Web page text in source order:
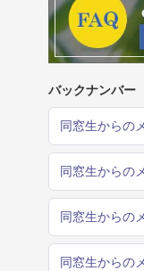
バックナンバー
同窓生からの
同窓生からの
同窓生からの
同窓生からの